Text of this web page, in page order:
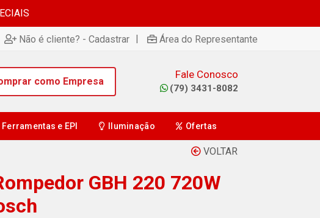
Não é cliente? - Cadastrar | Área do Representante
como Empresa
Fale Conosco
(79) 3431-8082
Ferramentas e EPI Iluminação Ofertas
VOLTAR
GBH 220 720W